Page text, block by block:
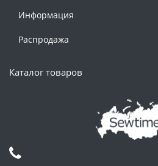
Информация
Распродажа
Каталог товаров